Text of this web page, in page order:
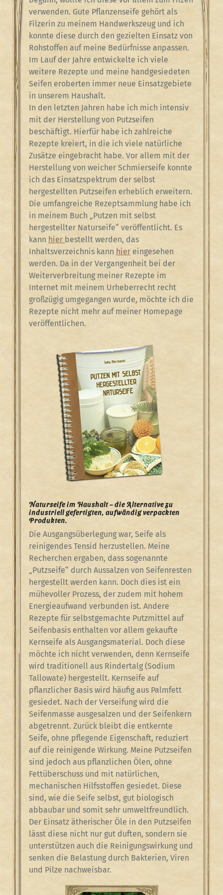
verwenden. Gute Pflanzenseife gehört als
Filzerin zu meinem Handwerkszeug und ich
konnte diese durch den gezielten Einsatz von
Rohstoffen auf meine Bedürfnisse anpassen.
Im Lauf der Jahre entwickelte ich viele
weitere Rezepte und meine handgesiedeten
Seifen eroberten immer neue Einsatzgebiete
in unserem Haushalt.
In den letzten Jahren habe ich mich intensiv
mit der Herstellung von Putzseifen
beschäftigt. Hierfür habe ich zahlreiche
Rezepte kreiert, in die ich viele natürliche
Zusätze eingebracht habe. Vor allem mit der
Herstellung von weicher Schmierseife konnte
ich das Einsatzspektrum der selbst
hergestellten Putzseifen erheblich erweitern.
Die umfangreiche Rezeptsammlung habe ich
in meinem Buch „Putzen mit selbst
hergestellter Naturseife“ veröffentlicht. Es
kann hier bestellt werden, das
Inhaltsverzeichnis kann hier eingesehen
werden. Da in der Vergangenheit bei der
Weiterverbreitung meiner Rezepte im
Internet mit meinem Urheberrecht recht
großzügig umgegangen wurde, möchte ich die
Rezepte nicht mehr auf meiner Homepage
veröffentlichen.
Naturseife im Haushalt – die Alternative zu
industriell gefertigten, aufwändig verpackten
Produkten.
Die Ausgangsüberlegung war, Seife als
reinigendes Tensid herzustellen. Meine
Recherchen ergaben, dass sogenannte
„Putzseife“ durch Aussalzen von Seifenresten
hergestellt werden kann. Doch dies ist ein
mühevoller Prozess, der zudem mit hohem
Energieaufwand verbunden ist. Andere
Rezepte für selbstgemachte Putzmittel auf
Seifenbasis enthalten vor allem gekaufte
Kernseife als Ausgangsmaterial. Doch diese
möchte ich nicht verwenden, denn Kernseife
wird traditionell aus Rindertalg (Sodium
Tallowate) hergestellt. Kernseife auf
pflanzlicher Basis wird häufig aus Palmfett
gesiedet. Nach der Verseifung wird die
Seifenmasse ausgesalzen und der Seifenkern
abgetrennt. Zurück bleibt die entkernte
Seife, ohne pflegende Eigenschaft, reduziert
auf die reinigende Wirkung. Meine Putzseifen
sind jedoch aus pflanzlichen Ölen, ohne
Fettüberschuss und mit natürlichen,
mechanischen Hilfsstoffen gesiedet. Diese
sind, wie die Seife selbst, gut biologisch
abbaubar und somit sehr umweltfreundlich.
Der Einsatz ätherischer Öle in den Putzseifen
lässt diese nicht nur gut duften, sondern sie
unterstützen auch die Reinigungswirkung und
senken die Belastung durch Bakterien, Viren
und Pilze nachweisbar.